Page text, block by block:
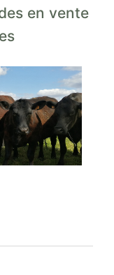
en vente